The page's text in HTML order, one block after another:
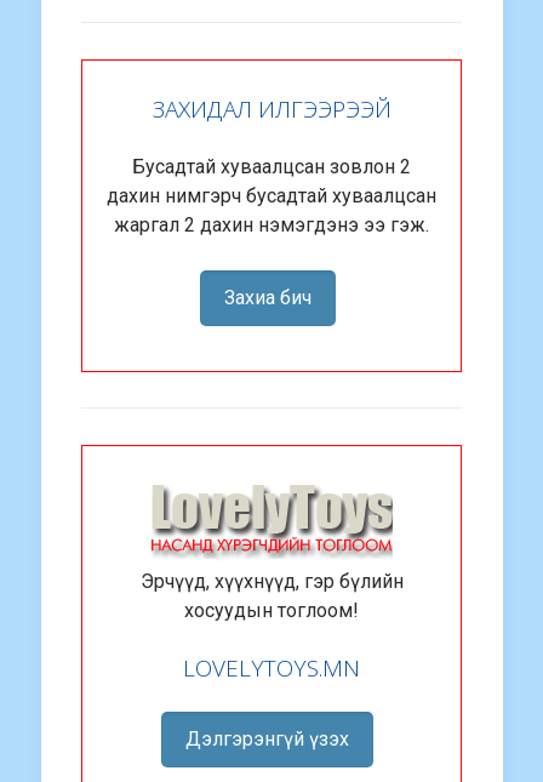
ЗАХИДАЛ ИЛГЭЭРЭЭЙ
Бусадтай хуваалцсан зовлон 2
дахин нимгэрч бусадтай хуваалцсан
жаргал 2 дахин нэмэгдэнэ ээ гэж.
Захиа бич
Эрчүүд, хүүхнүүд, гэр бүлийн
хосуудын тоглоом!
LOVELYTOYS.MN
Дэлгэрэнгүй үзэх